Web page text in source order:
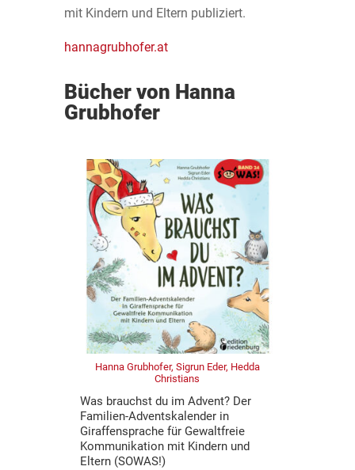
mit Kindern und Eltern publiziert.
hannagrubhofer.at
Bücher von Hanna
Grubhofer
Hanna Grubhofer, Sigrun Eder, Hedda
Christians
Was brauchst du im Advent? Der
Familien-Adventskalender in
Giraffensprache für Gewaltfreie
Kommunikation mit Kindern und
Eltern (SOWAS!)